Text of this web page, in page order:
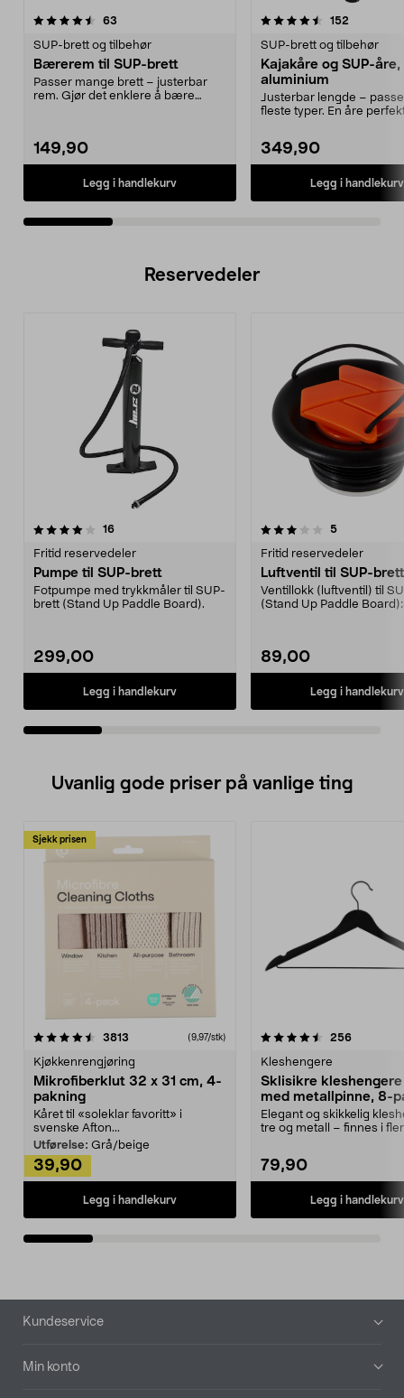
63
SUP-brett og tilbehør
Bærerem til SUP-brett
Passer mange brett – justerbar
rem. Gjør det enklere å bære
149,90
Legg i handlekurv
4.5av 5 stjerner 152
SUP-brett og tilbehør
Kajakåre og SUP-
aluminium
Justerbar lengde –
fleste typer. En åre
349,90
Legg i handlekurv
4.5av 5 stjerner
Reservedeler
16anmeldelser
Fritid reservedeler
Pumpe til SUP-brett
Fotpumpe med trykkmåler til SUP-
brett (Stand Up Paddle Board).
299,00
Legg i handlekurv
3.0av 5 stjerner 5anmeldelser
Fritid reservedeler
Luftventil til SUP-brett
Ventillokk (luftventil) til
(Stand Up Paddle
89,00
Legg i handlekurv
4.5av 5 stjerner
Uvanlig gode priser på vanlige ting
Sjekk prisen
3813 anmeldelser(9,97/stk)
Kjøkkenrengjøring
Mikrofiberklut 32 x 31 cm, 4-
pakning
Kåret til «soleklar favoritt» i
svenske Afton...
Utførelse: Grå/beige
39,90
Legg i handlekurv
4.5av 5 stjerner 256
Kleshengere
Sklisikre
med metallpinne, 8-
Elegant og skikkelig
tre og metall – finnes i
79,90
Legg i handlekurv
4.5av 5 stjerner
Bunntekst
Kundeservice
Min konto